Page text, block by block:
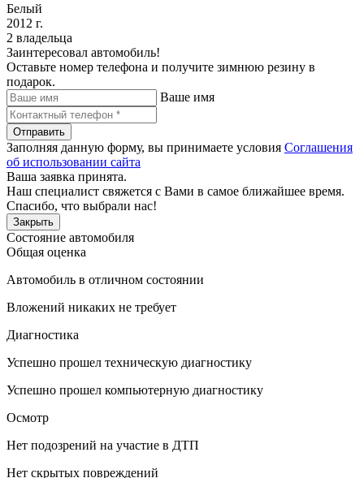
Белый
2012 г.
2 владельца
Заинтересовал автомобиль!
Оставьте номер телефона и получите зимнюю резину в
подарок.
Ваше имя
Отправить
Заполняя данную форму, вы принимаете условия Соглашения
об использовании сайта
Ваша заявка принята.
Наш специалист свяжется с Вами в самое ближайшее время.
Спасибо, что выбрали нас!
Закрыть
Состояние автомобиля
Общая оценка
Автомобиль в отличном состоянии
Вложений никаких не требует
Диагностика
Успешно прошел техническую диагностику
Успешно прошел компьютерную диагностику
Осмотр
Нет подозрений на участие в ДТП
Нет скрытых повреждений